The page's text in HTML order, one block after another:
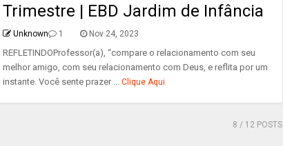
Trimestre | EBD Jardim de Infância
Unknown 1 Nov 24, 2023
REFLETINDOProfessor(a), “compare o relacionamento com seu
melhor amigo, com seu relacionamento com Deus, e reflita por um
instante. Você sente prazer ... Clique Aqui
8 / 12 POSTS